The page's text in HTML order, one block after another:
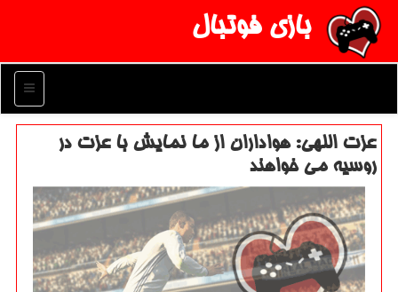
بازی فوتبال
منو
عزت اللهی: هواداران از ما نمایش با عزت در
روسیه می خواهند